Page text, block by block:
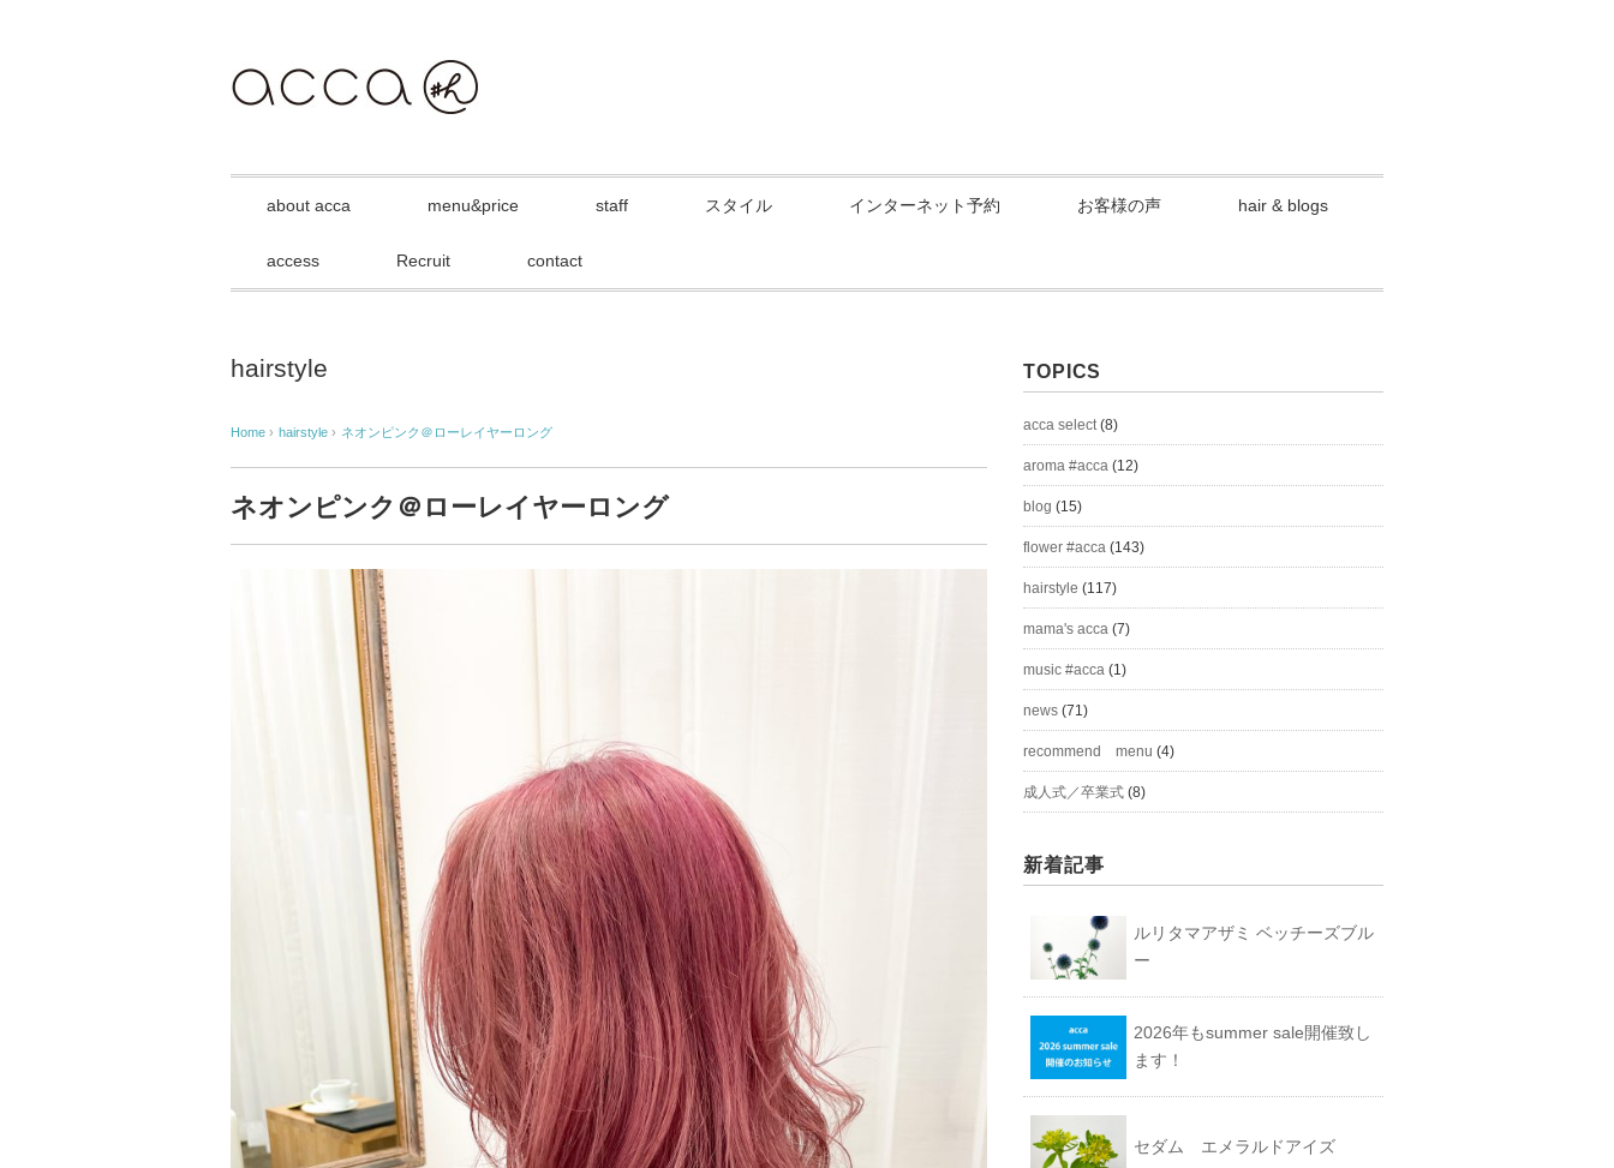
about acca menu&price staff スタイル インターネット予約 お客様の声 hair & blogs
access Recruit contact
hairstyle
Home › hairstyle › ネオンピンク＠ローレイヤーロング
ネオンピンク＠ローレイヤーロング
TOPICS
acca select(8)
aroma #acca (12)
blog (15)
flower #acca (143)
hairstyle (117)
mama's acca (7)
music #acca (1)
news (71)
recommend menu (4)
成人式／卒業式 (8)
新着記事
ルリタマアザミ ベッチーズブル
ー
2026年もsummer sale開催致し
ます！
セダム エメラルドアイズ